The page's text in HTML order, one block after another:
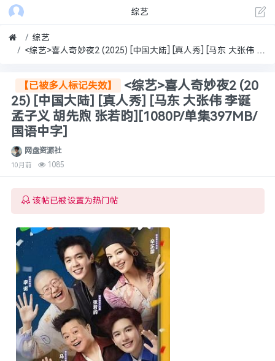
综艺
综艺
<综艺>喜人奇妙夜2 (2025) [中国大陆] [真人秀] [马东 大张伟 李诞 孟子义 胡先煦 张若昀][1080P/单集397MB/国语中字]
【已被多人标记失效】
<综艺>喜人奇妙夜2 (20
25) [中国大陆] [真人秀] [马东 大张伟 李诞
孟子义 胡先煦 张若昀][1080P/单集397MB/
国语中字]
网盘资源社
10月前 1085
该帖已被设置为热门帖